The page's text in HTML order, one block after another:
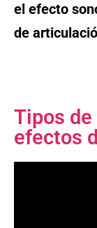
el efecto
de
Tipos
efectos